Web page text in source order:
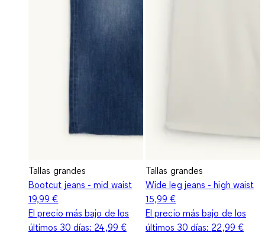
Tallas grandes
Bootcut jeans - mid waist
19,99 €
El precio más bajo de los
últimos 30 días: 24,99 €
Tallas grandes
Wide leg jeans - high waist
15,99 €
El precio más bajo de los
últimos 30 días: 22,99 €